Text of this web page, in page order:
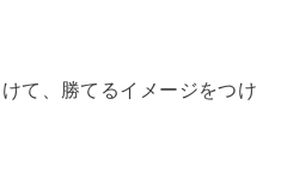
て、勝てるイメージをつけ